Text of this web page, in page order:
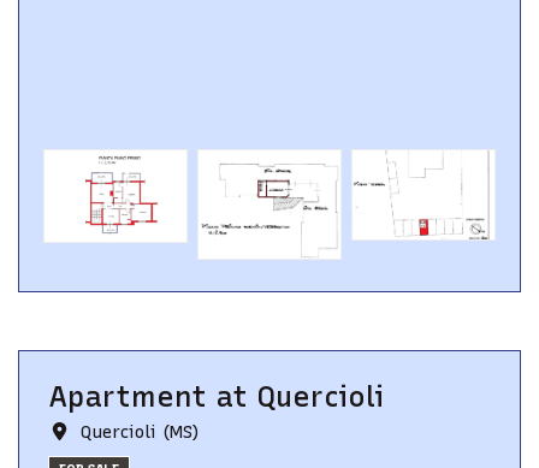
Apartment at Quercioli
Quercioli (MS)